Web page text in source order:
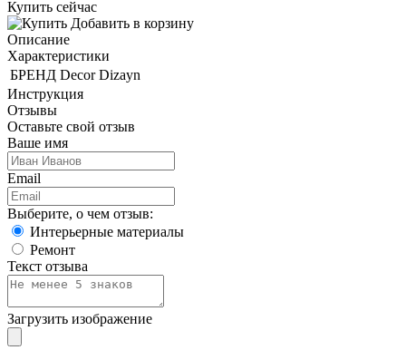
Купить сейчас
Добавить в корзину
Описание
Характеристики
БРЕНД Decor Dizayn
Инструкция
Отзывы
Оставьте свой отзыв
Ваше имя
Email
Выберите, о чем отзыв:
Интерьерные материалы
Ремонт
Текст отзыва
Загрузить изображение